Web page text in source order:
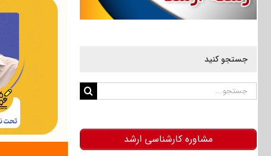
جستجو کنید
جستجو
مشاوره کارشناسی ارشد